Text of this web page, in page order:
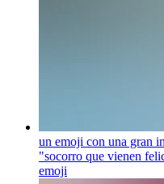
un emoji con una gran
"socorro que vienen
emoji